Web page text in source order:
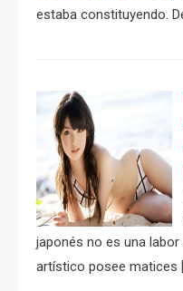
estaba constituyendo.
japonés no es una
artístico posee matices